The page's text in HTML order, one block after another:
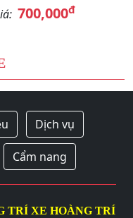
700,000đ
Dịch vụ
Cẩm nang
TRÍ XE HOÀNG TRÍ